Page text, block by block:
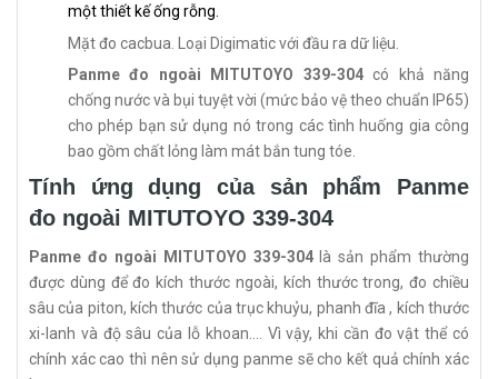
một thiết kế ống rỗng.
Mặt đo cacbua. Loại Digimatic với đầu ra dữ liệu.
Panme đo ngoài MITUTOYO 339-304có khả năng
chống nước và bụi tuyệt vời (mức bảo vệ theo chuẩn IP65)
cho phép bạn sử dụng nó trong các tình huống gia công
bao gồm chất lỏng làm mát bắn tung tóe.
Tính ứng dụng của sản phẩm Panme
đo ngoài MITUTOYO 339-304
Panme đo ngoài MITUTOYO 339-304là sản phẩm thường
được dùng để đo kích thước ngoài, kích thước trong, đo chiều
sâu của piton, kích thước của trục khuỷu, phanh đĩa , kích thước
xi-lanh và độ sâu của lỗ khoan…. Vì vậy, khi cần đo vật thể có
chính xác cao thì nên sử dụng panme sẽ cho kết quả chính xác